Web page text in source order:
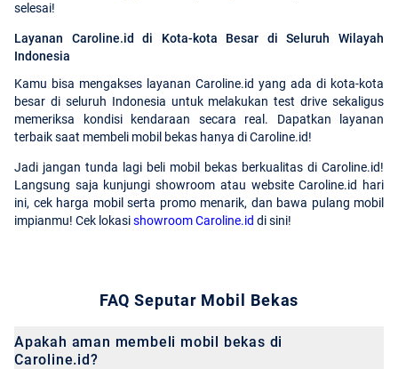
selesai!
Layanan Caroline.id di Kota-kota Besar di Seluruh Wilayah
Indonesia
Kamu bisa mengakses layanan Caroline.id yang ada di kota-kota
besar di seluruh Indonesia untuk melakukan test drive sekaligus
memeriksa kondisi kendaraan secara real. Dapatkan layanan
terbaik saat membeli mobil bekas hanya di Caroline.id!
Jadi jangan tunda lagi beli mobil bekas berkualitas di Caroline.id!
Langsung saja kunjungi showroom atau website Caroline.id hari
ini, cek harga mobil serta promo menarik, dan bawa pulang mobil
impianmu! Cek lokasishowroom Caroline.id di sini!
FAQ Seputar Mobil Bekas
Apakah aman membeli mobil bekas di
Caroline.id?